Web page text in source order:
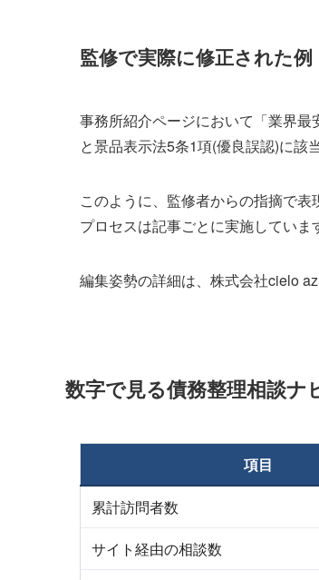
監修で実際に修正された例
事務所紹介ページにおいて「業界
と景品表示法5条1項(優良誤認)に該
このように、監修者からの指摘で
プロセスは記事ごとに実施していま
編集姿勢の詳細は、株式会社cielo
数字で見る債務整理相談ナ
項目
累計訪問者数
サイト経由の相談数